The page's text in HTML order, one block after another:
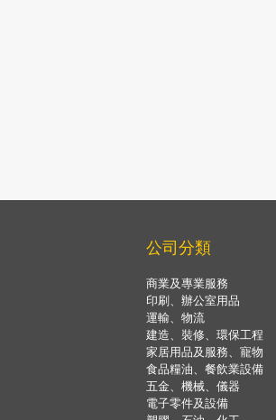
公司分類
商業及專業服務
印刷、辦公室用品
運輸、物流
建造、裝修、環保工程
家居用品及服務、寵物
食品糧油、餐飲業設備
五金、機械、儀器
電子零件及設備